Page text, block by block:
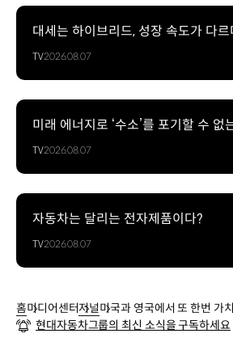
대세는 하이브리드, 성장 속도가 다르
TV2026.08.07
미래 에너지로 ‘수소’를 포기할 수 없
TV2026.08.07
자동차는 달리는 전자제품이다?
TV2026.08.07
홈미디어센터저널미국과 영국에서 또 한번 가
모델들
현대자동차그룹의 최신 소식을 구독하세요